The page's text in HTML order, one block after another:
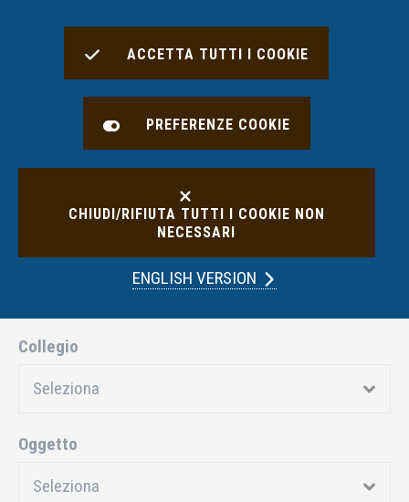
ACCETTA TUTTI I COOKIE
PREFERENZE COOKIE
CHIUDI/RIFIUTA TUTTI I COOKIE NON
NECESSARI
ENGLISH VERSION
OPZIONI DI RICERCA UTILIZZATE
con sottocategoria Diniego di copertura
FILTRA RISULTATI
Collegio
Oggetto